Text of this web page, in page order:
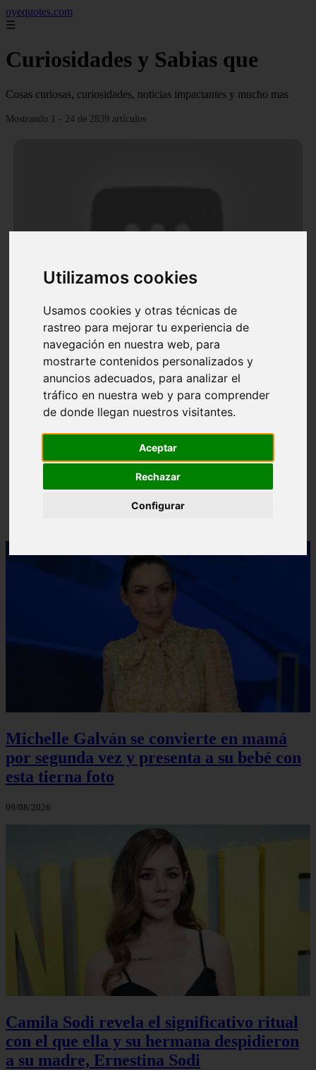
Utilizamos cookies
Usamos cookies y otras técnicas de
rastreo para mejorar tu experiencia de
navegación en nuestra web, para
mostrarte contenidos personalizados y
anuncios adecuados, para analizar el
tráfico en nuestra web y para comprender
de donde llegan nuestros visitantes.
Aceptar
Rechazar
Configurar
oyequotes.com
☰
Curiosidades y Sabias que
Cosas curiosas, curiosidades, noticias impactantes y mucho mas
Mostrando 1 - 24 de 2839 artículos
Video Ana Brenda Contreras y la firme promesa que
Michelle Galván se convierte en mamá
por segunda vez y presenta a su bebé con
esta tierna foto
09/08/2026
Camila Sodi revela el significativo ritual
con el que ella y su hermana despidieron
a su madre, Ernestina Sodi